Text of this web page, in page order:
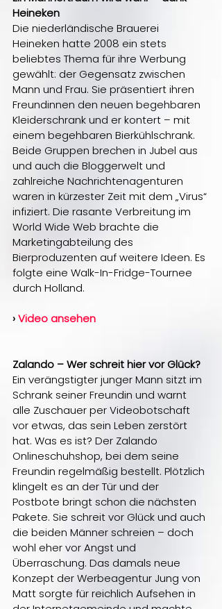
Heineken
Die niederländische Brauerei
Heineken hatte 2008 ein stets
beliebtes Thema für ihre Werbung
gewählt: der Gegensatz zwischen
Mann und Frau. Sie präsentiert ihren
Freundinnen den neuen begehbaren
Kleiderschrank und er kontert – mit
einem begehbaren Bierkühlschrank.
Beide Gruppen brechen in Jubel aus
und auch die Bloggerwelt und
zahlreiche Nachrichtenagenturen
waren in kürzester Zeit mit dem „Virus“
infiziert. Die rasante Verbreitung im
World Wide Web brachte die
Marketingabteilung des
Bierproduzenten auf weitere Ideen. Es
folgte eine Walk-In-Fridge-Tournee
durch Holland.
› Video ansehen
Zalando – Wer schreit hier vor Glück?
Ein verängstigter junger Mann sitzt im
Schrank seiner Freundin und warnt
alle Zuschauer per Videobotschaft
vor etwas, das sein Leben zerstört
hat. Was es ist? Der Zalando
Onlineschuhshop, bei dem seine
Freundin regelmäßig bestellt. Plötzlich
klingelt es an der Tür und der
Postbote bringt schon die nächsten
Pakete. Sie schreit vor Glück und auch
die beiden Männer schreien – doch
wohl eher vor Angst und
Überraschung. Das damals neue
Konzept der Werbeagentur Jung von
Matt sorgte für reichlich Aufsehen in